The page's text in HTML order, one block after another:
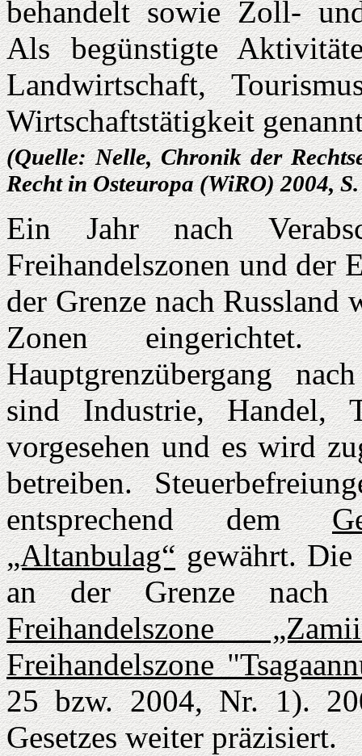
behandelt sowie Zoll-
Als begünstigte
Landwirtschaft,
Wirtschaftstätigkeit
(Quelle: Nelle, Chronik der
Recht in Osteuropa (WiRO) 2004,
Ein Jahr nach
Freihandelszonen und der
der Grenze nach Russland
Zonen
Hauptgrenzübergang
sind Industrie, Handel,
vorgesehen und es wird
betreiben.
entsprechend dem
„Altanbulag“gewährt. Die
an der Grenze nach
Freihandelszone
Freihandelszone
25 bzw. 2004, Nr. 1).
Gesetzes weiter präzisiert.